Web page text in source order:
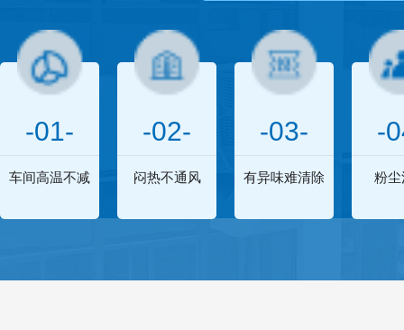
-01-
车间高温不减
-02-
闷热不通风
-03-
有异味难清除
-
粉尘